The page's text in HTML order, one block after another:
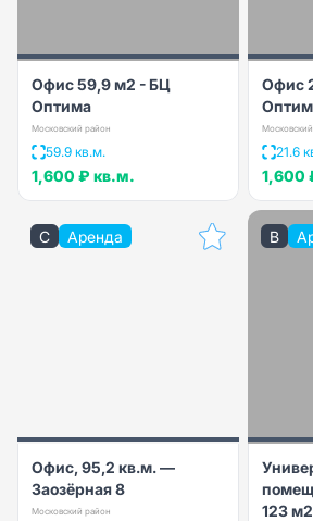
Офис 59,9 м2 - БЦ
Оптима
Московский район
59.9 кв.м.
1,600 ₽ кв.м.
Офис
21.6
1,600
C Аренда
Офис, 95,2 кв.м. —
Заозёрная 8
Московский район
B
123